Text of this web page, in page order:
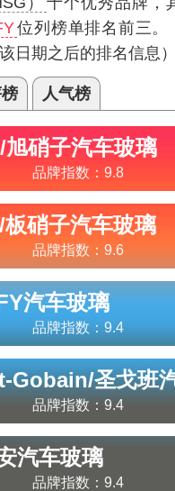
位列榜单排名前三。
日期之后的排名信息）
人气榜
旭硝子汽车玻璃
品牌指数： 9.8
板硝子汽车玻璃
品牌指数： 9.6
汽车玻璃
品牌指数： 9.4
Gobain/圣戈班
品牌指数： 9.4
汽车玻璃
品牌指数： 9.4